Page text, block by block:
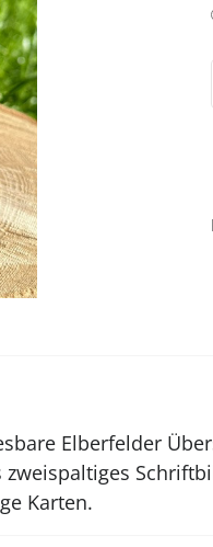
Elberfelder
Karten.